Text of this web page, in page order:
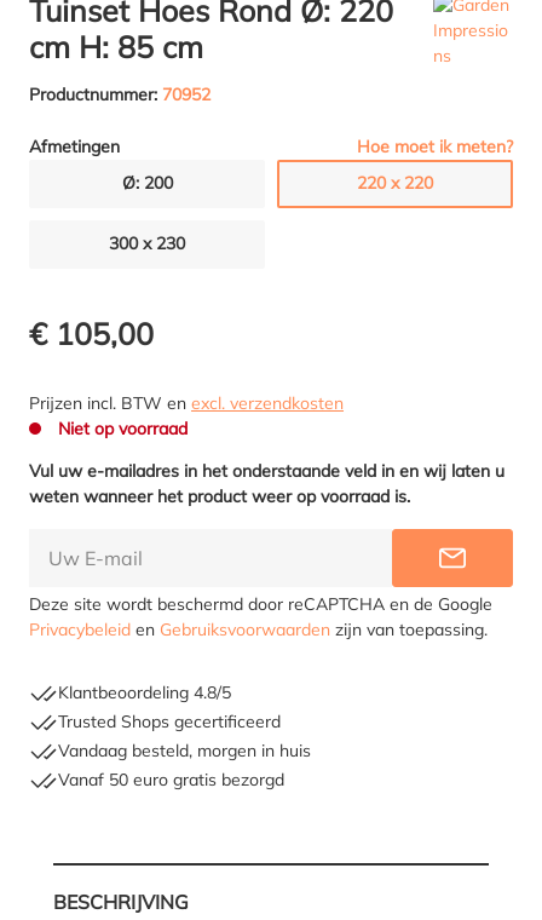
Tuinset Hoes Rond Ø: 220
cm H: 85 cm
Productnummer: 70952
Afmetingen
Hoe moet ik meten?
Ø: 200
220 x 220
300 x 230
€ 105,00
Prijzen incl. BTW en excl. verzendkosten
Niet op voorraad
Vul uw e-mailadres in het onderstaande veld in en wij laten u
weten wanneer het product weer op voorraad is.
Deze site wordt beschermd door reCAPTCHA en de Google
Privacybeleid en Gebruiksvoorwaarden zijn van toepassing.
Klantbeoordeling 4.8/5
Trusted Shops gecertificeerd
Vandaag besteld, morgen in huis
Vanaf 50 euro gratis bezorgd
BESCHRIJVING